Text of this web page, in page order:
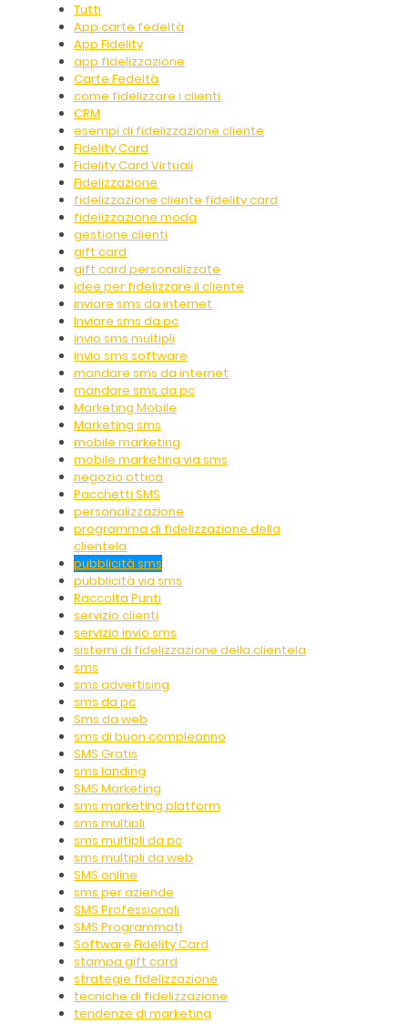
Tutti
App carte fedeltà
App Fidelity
app fidelizzazione
Carte Fedeltà
come fidelizzare i clienti
CRM
esempi di fidelizzazione cliente
Fidelity Card
Fidelity Card Virtuali
Fidelizzazione
fidelizzazione cliente fidelity card
fidelizzazione moda
gestione clienti
gift card
gift card personalizzate
idee per fidelizzare il cliente
inviare sms da internet
Inviare sms da pc
invio sms multipli
invio sms software
mandare sms da internet
mandare sms da pc
Marketing Mobile
Marketing sms
mobile marketing
mobile marketing via sms
negozio ottica
Pacchetti SMS
personalizzazione
programma di fidelizzazione della
clientela
pubblicità sms
pubblicità via sms
Raccolta Punti
servizio clienti
servizio invio sms
sistemi di fidelizzazione della clientela
sms
sms advertising
sms da pc
Sms da web
sms di buon compleanno
SMS Gratis
sms landing
SMS Marketing
sms marketing platform
sms multipli
sms multipli da pc
sms multipli da web
SMS online
sms per aziende
SMS Professionali
SMS Programmati
Software Fidelity Card
stampa gift card
strategie fidelizzazione
tecniche di fidelizzazione
tendenze di marketing